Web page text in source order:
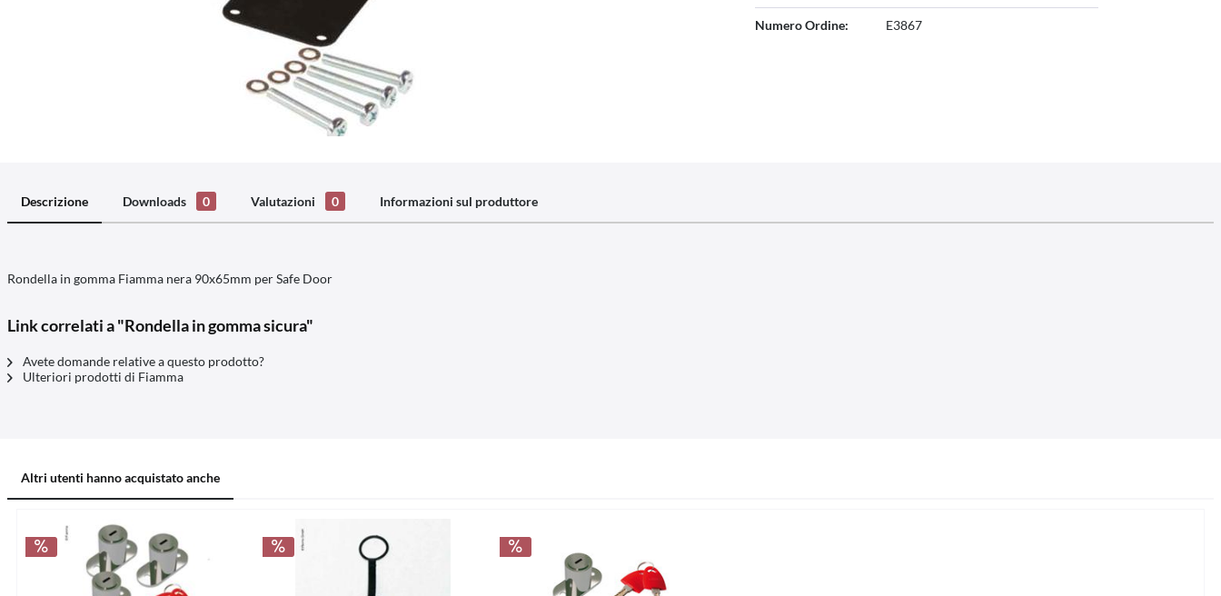
Numero Ordine: E3867
Descrizione Downloads 0 Valutazioni 0 Informazioni sul produttore
Rondella in gomma Fiamma nera 90x65mm per Safe Door
Link correlati a "Rondella in gomma sicura"
Avete domande relative a questo prodotto?
Ulteriori prodotti di Fiamma
Altri utenti hanno acquistato anche